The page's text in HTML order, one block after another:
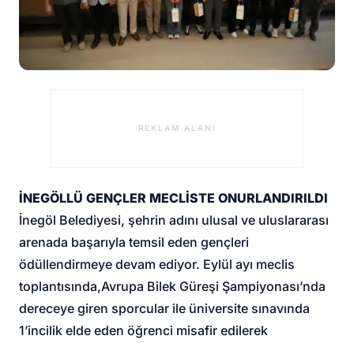
REKLAM ALANI
İNEGÖLLÜ GENÇLER MECLİSTE ONURLANDIRILDI
İnegöl Belediyesi, şehrin adını ulusal ve uluslararası
arenada başarıyla temsil eden gençleri
ödüllendirmeye devam ediyor. Eylül ayı meclis
toplantısında,Avrupa Bilek Güreşi Şampiyonası’nda
dereceye giren sporcular ile üniversite sınavında
1’incilik elde eden öğrenci misafir edilerek